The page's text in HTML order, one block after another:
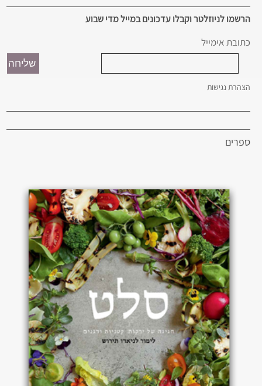
הרשמו לניוזלטר וקבלו עדכונים במייל מדי שבוע
כתובת אימייל
הצהרת נגישות
ספרים